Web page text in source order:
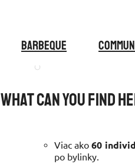
BARBEQUE
What can you find
Viac ako60
po bylinky.